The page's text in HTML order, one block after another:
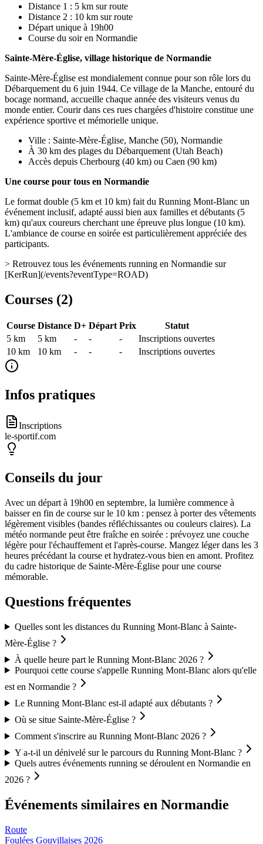
Distance 1 : 5 km sur route
Distance 2 : 10 km sur route
Départ unique à 19h00
Course du soir en Normandie
Sainte-Mère-Église, village historique de Normandie
Sainte-Mère-Église est mondialement connue pour son rôle lors du
Débarquement du 6 juin 1944. Ce village de la Manche, entouré du
bocage normand, accueille chaque année des visiteurs venus du
monde entier. Courir dans ces rues chargées d'histoire constitue une
expérience sportive et mémorielle unique.
Ville : Sainte-Mère-Église, Manche (50), Normandie
À 30 km des plages du Débarquement (Utah Beach)
Accès depuis Cherbourg (40 km) ou Caen (90 km)
Une course pour tous en Normandie
Le format double (5 km et 10 km) fait du Running Mont-Blanc un
événement inclusif, adapté aussi bien aux familles et débutants (5
km) qu'aux coureurs cherchant une épreuve plus longue (10 km).
L'ambiance de course en soirée est particulièrement appréciée des
participants.
> Retrouvez tous les événements running en Normandie sur
[KerRun](/events?eventType=ROAD)
Courses (2)
Course Distance D+ Départ Prix
Statut
5 km
5 km - - -
Inscriptions ouvertes
10 km
10 km - - - Inscriptions ouvertes
Infos pratiques
Inscriptions
le-sportif.com
Conseils du jour
Avec un départ à 19h00 en septembre, la lumière commence à
baisser en fin de course sur le 10 km : pensez à porter des vêtements
légèrement visibles (bandes réfléchissantes ou couleurs claires). La
météo normande peut être fraîche en soirée : prévoyez une couche
légère pour l'échauffement et l'après-course. Mangez léger dans les 3
heures précédant la course et hydratez-vous bien en amont. Profitez
du cadre historique de Sainte-Mère-Église pour une course
mémorable.
Questions fréquentes
Quelles sont les distances du Running Mont-Blanc à Sainte-
Mère-Église ?
À quelle heure part le Running Mont-Blanc 2026 ?
Pourquoi cette course s'appelle Running Mont-Blanc alors qu'elle
est en Normandie ?
Le Running Mont-Blanc est-il adapté aux débutants ?
Où se situe Sainte-Mère-Église ?
Comment s'inscrire au Running Mont-Blanc 2026 ?
Y a-t-il un dénivelé sur le parcours du Running Mont-Blanc ?
Quels autres événements running se déroulent en Normandie en
2026 ?
Événements similaires en Normandie
Route
Foulées Gouvillaises 2026